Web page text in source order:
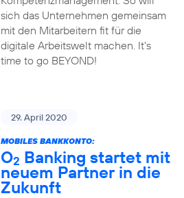
sich das Unternehmen gemeinsam
mit den Mitarbeitern fit für die
digitale Arbeitswelt machen. It’s
time to go BEYOND!
29. April 2020
MOBILES BANKKONTO:
O2 Banking startet mit
neuem Partner in die
Zukunft